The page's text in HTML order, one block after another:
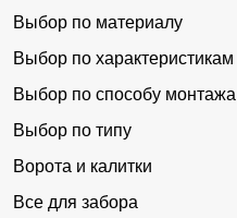
Выбор по материалу
Выбор по характеристикам
Выбор по способу монтажа
Выбор по типу
Ворота и калитки
Все для забора